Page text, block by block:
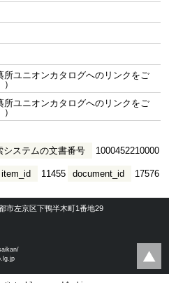
所ユニオンカタログへのリンクをご
所ユニオンカタログへのリンクをご
システムの文書番号 1000452210000
document_id 17576
item_id 11455
市左京区下鴨半木町1番地29